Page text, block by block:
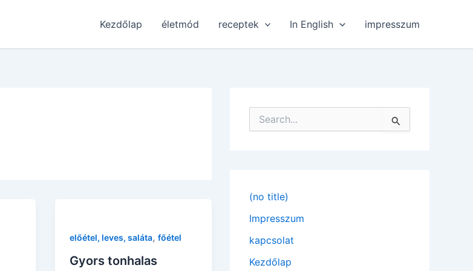
Kezdőlap életmód receptek In English impresszum
előétel, leves, saláta,főétel
Gyors tonhalas
o
:
(no title)
Impresszum
kapcsolat
Kezdőlap